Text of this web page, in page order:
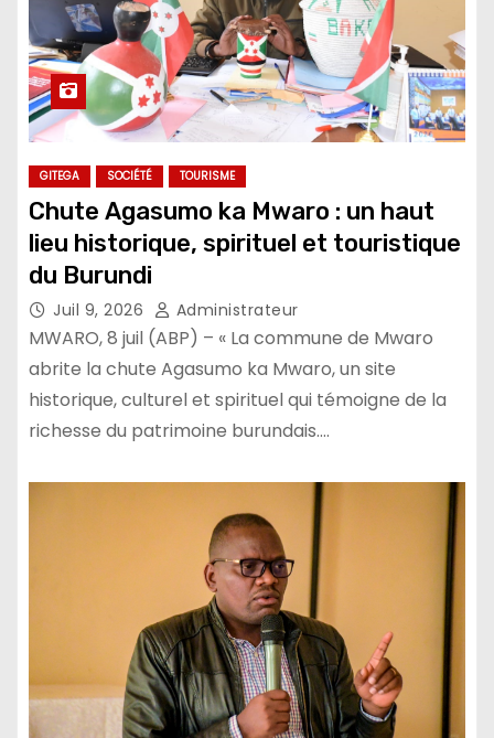
GITEGA SOCIÉTÉ TOURISME
Chute Agasumo ka Mwaro : un haut
lieu historique, spirituel et touristique
du Burundi
Juil 9, 2026 Administrateur
MWARO, 8 juil (ABP) – « La commune de Mwaro
abrite la chute Agasumo ka Mwaro, un site
historique, culturel et spirituel qui témoigne de la
richesse du patrimoine burundais.…